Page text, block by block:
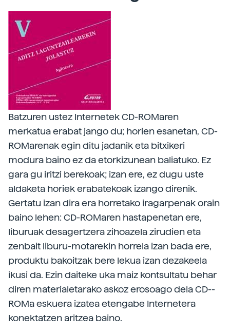
Batzuren ustez Internetek CD-ROMaren
merkatua erabat jango du; horien esanetan, CD-
ROMarenak egin ditu jadanik eta bitxikeri
modura baino ez da etorkizunean baliatuko. Ez
gara gu iritzi berekoak; izan ere, ez dugu uste
aldaketa horiek erabatekoak izango direnik.
Gertatu izan dira era horretako iragarpenak orain
baino lehen: CD-ROMaren hastapenetan ere,
liburuak desagertzera zihoazela zirudien eta
zenbait liburu-motarekin horrela izan bada ere,
produktu bakoitzak bere lekua izan dezakeela
ikusi da. Ezin daiteke uka maiz kontsultatu behar
diren materialetarako askoz erosoago dela CD--
ROMa eskuera izatea etengabe Internetera
konektatzen aritzea baino.